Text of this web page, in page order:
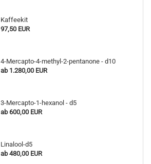
Kaffeekit
97,50 EUR
4-Mercapto-4-methyl-2-pentanone - d10
ab 1.280,00 EUR
3-Mercapto-1-hexanol - d5
ab 600,00 EUR
Linalool-d5
ab 480,00 EUR